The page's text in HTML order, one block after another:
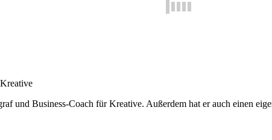
und Business-Coach für Kreative. Außerdem hat er auch einen